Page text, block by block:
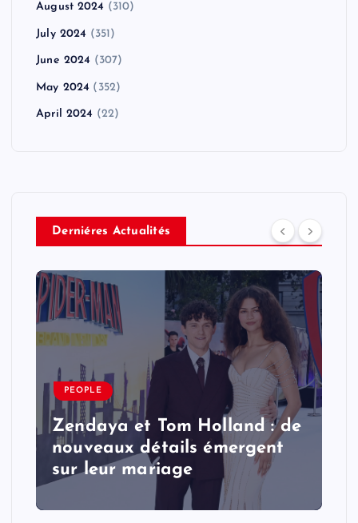
August 2024 (310)
July 2024 (351)
June 2024 (307)
May 2024 (352)
April 2024 (22)
Derniéres Actualités
PEOPLE
Zendaya et Tom Holland : de
nouveaux détails émergent
sur leur mariage